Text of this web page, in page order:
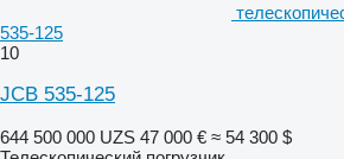
535-125
10
JCB 535-125
644 500 000 UZS 47 000 € ≈ 54 300 $